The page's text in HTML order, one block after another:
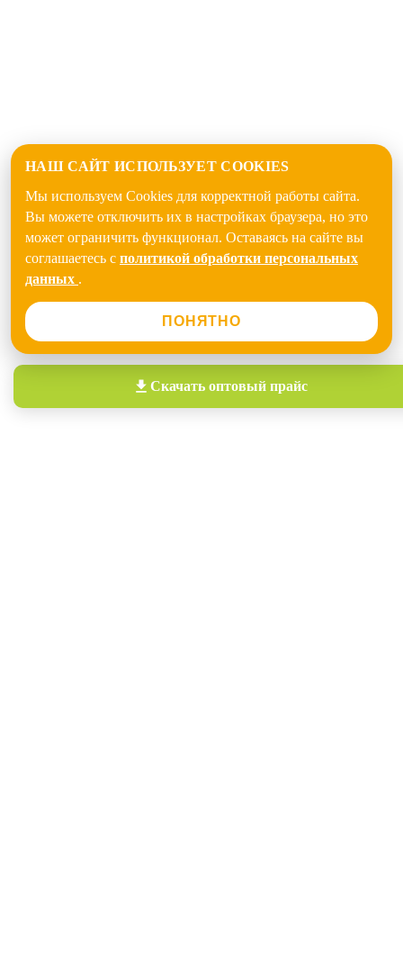
НАШ САЙТ ИСПОЛЬЗУЕТ COOKIES
Мы используем Cookies для корректной работы сайта.
Вы можете отключить их в настройках браузера, но это
может ограничить функционал. Оставаясь на сайте вы
соглашаетесь с политикой обработки персональных
данных .
ПОНЯТНО
Скачать оптовый прайс